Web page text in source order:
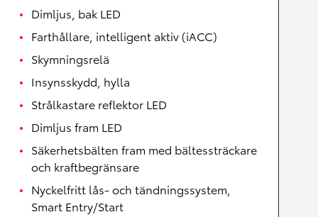
Dimljus, bak LED
Farthållare, intelligent aktiv (iACC)
Skymningsrelä
Insynsskydd, hylla
Strålkastare reflektor LED
Dimljus fram LED
Säkerhetsbälten fram med bältessträckare
och kraftbegränsare
Nyckelfritt lås- och tändningssystem,
Smart Entry/Start